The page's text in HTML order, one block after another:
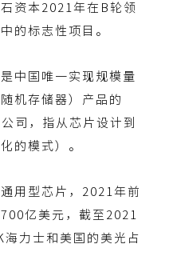
资本2021年在B轮领
的标志性项目。
中国唯一实现规模量
机存储器）产品的
司，指从芯片设计到
的模式）。
用型芯片，2021年前
亿美元，截至2021
力士和美国的美光占